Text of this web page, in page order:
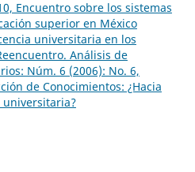
Encuentro sobre los sistemas
superior en México
universitaria en los
Análisis de
Núm. 6 (2006): No. 6,
de Conocimientos: ¿Hacia
universitaria?